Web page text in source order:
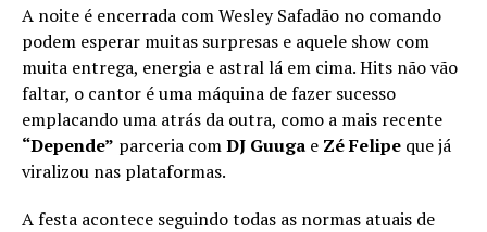
A noite é encerrada com Wesley Safadão no comando
podem esperar muitas surpresas e aquele show com
muita entrega, energia e astral lá em cima. Hits não vão
faltar, o cantor é uma máquina de fazer sucesso
emplacando uma atrás da outra, como a mais recente
“Depende” parceria comDJ Guuga e Zé Felipe que já
viralizou nas plataformas.
A festa acontece seguindo todas as normas atuais de